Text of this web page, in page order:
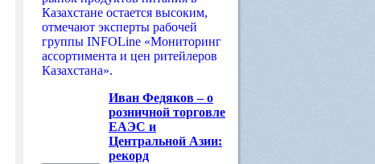
Казахстане остается высоким,
отмечают эксперты рабочей
группы INFOLine «Мониторинг
ассортимента и цен ритейлеров
Казахстана».
Иван Федяков – о
розничной торговле
ЕАЭС и
Центральной Азии:
рекорд